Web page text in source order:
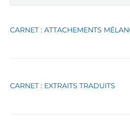
t
o
CARNET : ATTACHEMENTS
CARNET : EXTRAITS TRADUITS